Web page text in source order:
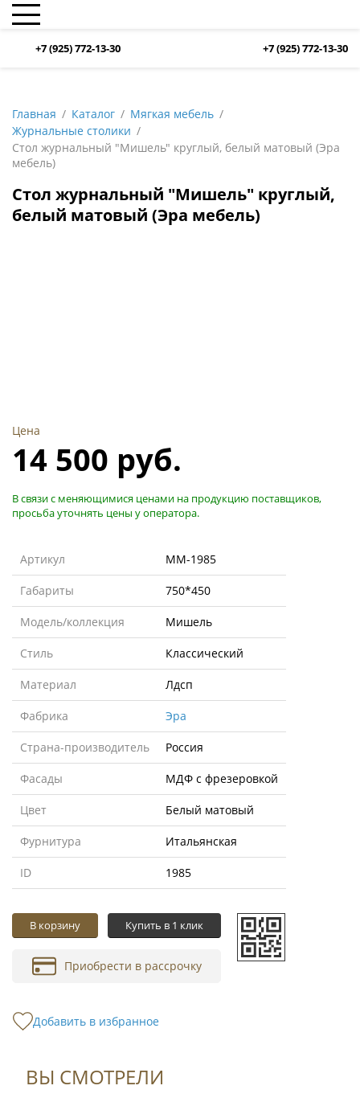
+7 (925) 772-13-30 +7 (925) 772-13-30
Главная Каталог
Мягкая мебель
Журнальные столики
Стол журнальный "Мишель" круглый, белый матовый (Эра
мебель)
Стол журнальный "Мишель" круглый,
белый матовый (Эра мебель)
Цена
14 500 руб.
В связи с меняющимися ценами на продукцию поставщиков,
просьба уточнять цены у оператора.
Артикул MM-1985
Габариты 750*450
Модель/коллекция Мишель
Стиль Классический
Материал Лдсп
Фабрика Эра
Страна-производитель Россия
Фасады МДФ с фрезеровкой
Цвет Белый матовый
Фурнитура Итальянская
ID 1985
В корзину Купить в 1 клик
Приобрести в рассрочку
Добавить в избранное
ВЫ СМОТРЕЛИ